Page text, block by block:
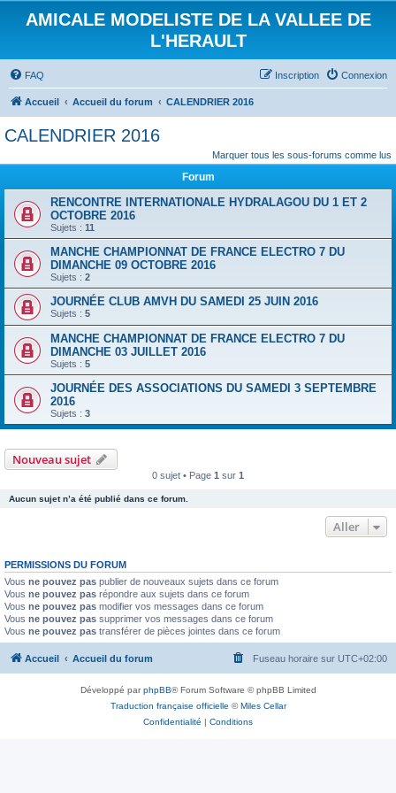
AMICALE MODELISTE DE LA VALLEE DE
L'HERAULT
FAQ Connexion
Inscription
Accueil Accueil du forum CALENDRIER 2016
CALENDRIER 2016
Marquer tous les sous-forums comme lus
Forum
RENCONTRE INTERNATIONALE HYDRALAGOU DU 1 ET 2
OCTOBRE 2016
Sujets : 11
MANCHE CHAMPIONNAT DE FRANCE ELECTRO 7 DU
DIMANCHE 09 OCTOBRE 2016
Sujets : 2
JOURNÉE CLUB AMVH DU SAMEDI 25 JUIN 2016
Sujets : 5
MANCHE CHAMPIONNAT DE FRANCE ELECTRO 7 DU
DIMANCHE 03 JUILLET 2016
Sujets : 5
JOURNÉE DES ASSOCIATIONS DU SAMEDI 3 SEPTEMBRE
2016
Sujets : 3
Nouveau sujet
0 sujet • Page 1 sur 1
Aucun sujet n’a été publié dans ce forum.
Aller
PERMISSIONS DU FORUM
Vous ne pouvez pas publier de nouveaux sujets dans ce forum
Vous ne pouvez pas répondre aux sujets dans ce forum
Vous ne pouvez pas modifier vos messages dans ce forum
Vous ne pouvez pas supprimer vos messages dans ce forum
Vous ne pouvez pas transférer de pièces jointes dans ce forum
Accueil Accueil du forum Fuseau horaire sur UTC+02:00
Développé parphpBB® Forum Software © phpBB Limited
Traduction française officielle ©Miles Cellar
Confidentialité | Conditions